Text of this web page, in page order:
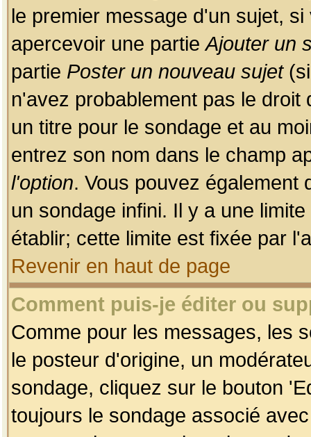
le premier message d'un sujet,
apercevoir une partieAjouter un
partie Poster un nouveau sujet(si
n'avez probablement pas le
un titre pour le sondage et au
entrez son nom dans le champ
l'option. Vous pouvez également
un sondage infini. Il y a une
établir; cette limite est fixée par
Revenir en haut de page
Comment puis-je éditer ou
Comme pour les messages, les
le posteur d'origine, un
sondage, cliquez sur le bouton
toujours le sondage associé